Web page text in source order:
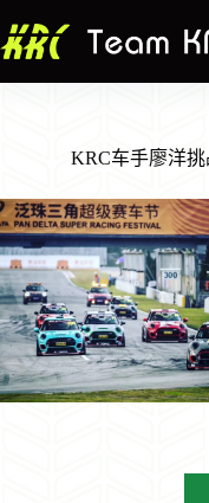
至
KRC车手廖洋挑